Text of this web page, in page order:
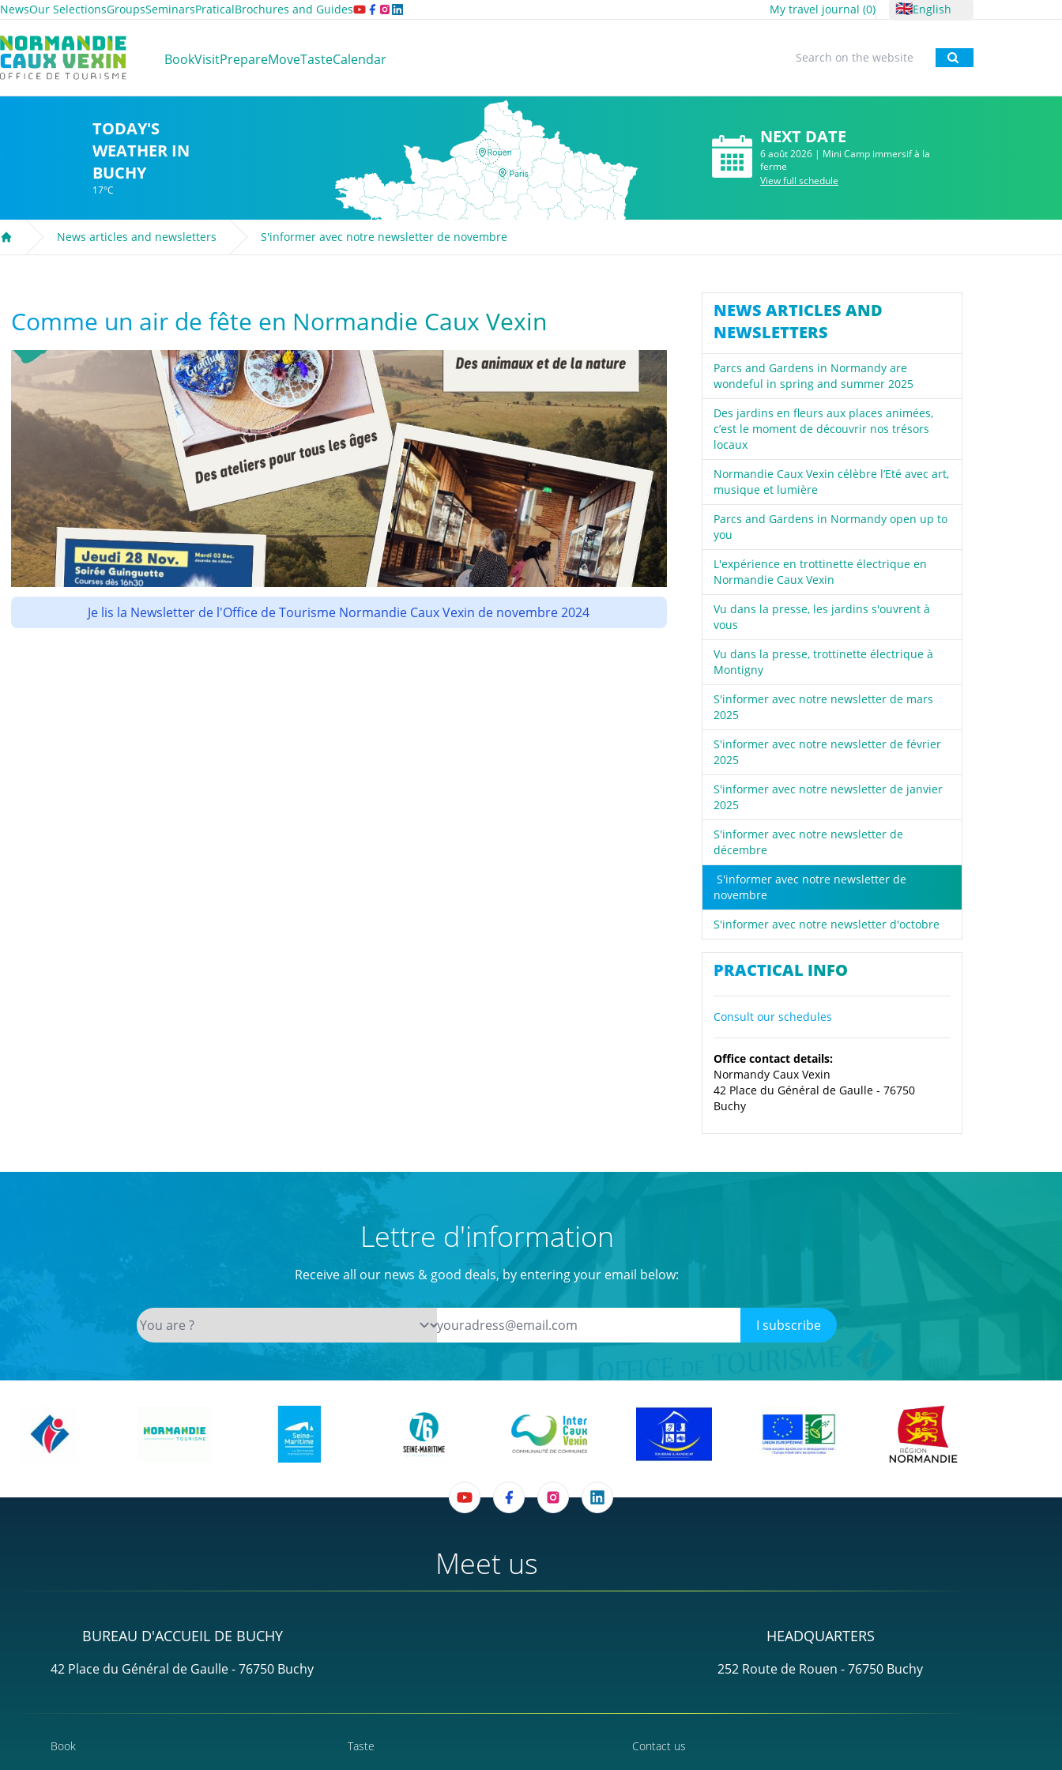
NewsOur SelectionsGroupsSeminarsPraticalBrochures and Guides My travel journal (0) 🇬🇧English
Normandie Caux Vexin
BookVisitPrepareMoveTasteCalendar To research
TODAY'S
WEATHER IN
BUCHY
17°C
NEXT DATE
6 août 2026 | Mini Camp immersif à la
ferme
View full schedule
Welcome
News articles and newsletters S'informer avec notre newsletter de novembre
Comme un air de fête en Normandie Caux Vexin
Je lis la Newsletter de l'Office de Tourisme Normandie Caux Vexin de novembre 2024
NEWS ARTICLES AND
NEWSLETTERS
Parcs and Gardens in Normandy are
wondeful in spring and summer 2025
Des jardins en fleurs aux places animées,
c’est le moment de découvrir nos trésors
locaux
Normandie Caux Vexin célèbre l’Eté avec art,
musique et lumière
Parcs and Gardens in Normandy open up to
you
L'expérience en trottinette électrique en
Normandie Caux Vexin
Vu dans la presse, les jardins s'ouvrent à
vous
Vu dans la presse, trottinette électrique à
Montigny
S'informer avec notre newsletter de mars
2025
S'informer avec notre newsletter de février
2025
S'informer avec notre newsletter de janvier
2025
S'informer avec notre newsletter de
décembre
S'informer avec notre newsletter de
novembre
S'informer avec notre newsletter d'octobre
PRACTICAL INFO
Consult our schedules
Office contact details:
Normandy Caux Vexin
42 Place du Général de Gaulle - 76750
Buchy
Lettre d'information
Receive all our news & good deals, by entering your email below:
I subscribe
Meet us
BUREAU D'ACCUEIL DE BUCHY
42 Place du Général de Gaulle - 76750 Buchy
HEADQUARTERS
252 Route de Rouen - 76750 Buchy
Book Taste Contact us